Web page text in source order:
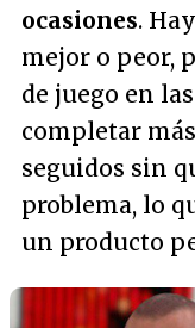
ocasiones.
mejor o peor,
de juego en
completar
seguidos sin
problema, lo
un producto